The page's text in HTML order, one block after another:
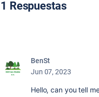
1 Respuestas
BenSt
Jun 07, 2023
Hello, can you tell